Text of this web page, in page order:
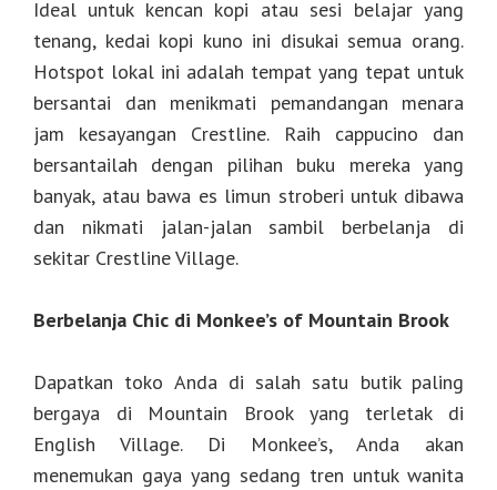
Ideal untuk kencan kopi atau sesi belajar yang
tenang, kedai kopi kuno ini disukai semua orang.
Hotspot lokal ini adalah tempat yang tepat untuk
bersantai dan menikmati pemandangan menara
jam kesayangan Crestline. Raih cappucino dan
bersantailah dengan pilihan buku mereka yang
banyak, atau bawa es limun stroberi untuk dibawa
dan nikmati jalan-jalan sambil berbelanja di
sekitar Crestline Village.
Berbelanja Chic di Monkee’s of Mountain Brook
Dapatkan toko Anda di salah satu butik paling
bergaya di Mountain Brook yang terletak di
English Village. Di Monkee’s, Anda akan
menemukan gaya yang sedang tren untuk wanita